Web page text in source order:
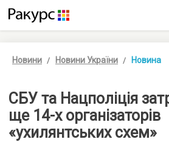
Новини Новини України Новина
СБУ та Нацполіція
ще 14-х організаторів
«ухилянтських схем»